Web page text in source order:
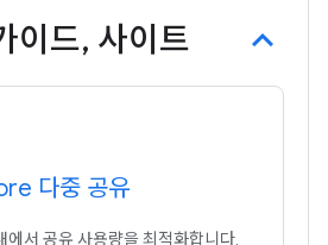
이드, 사이트
다중 공유
서 공유 사용량을 최적화합니다.